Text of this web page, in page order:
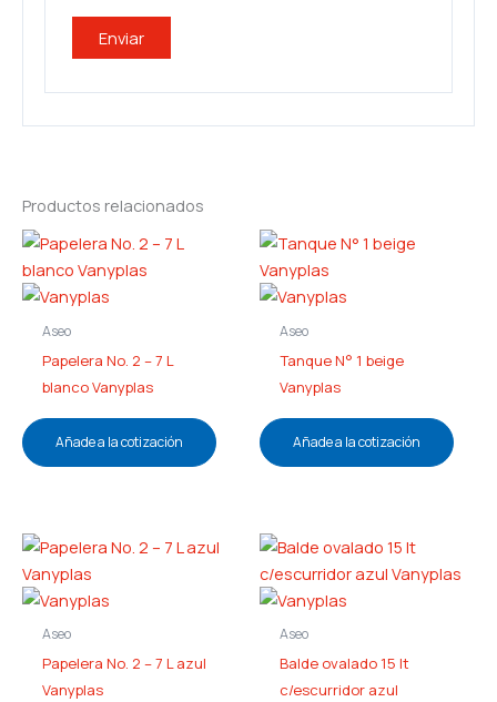
Productos relacionados
Aseo
Papelera No. 2 – 7 L
blanco Vanyplas
Añade a la cotización
Aseo
Tanque N° 1 beige
Vanyplas
Añade a la cotización
Aseo
Papelera No. 2 – 7 L azul
Vanyplas
Aseo
Balde ovalado 15 lt
c/escurridor azul